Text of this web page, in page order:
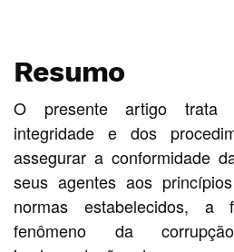
Resumo
O presente artigo trata
integridade e dos
assegurar a conformidade
seus agentes aos
normas estabelecidos,
fenômeno da